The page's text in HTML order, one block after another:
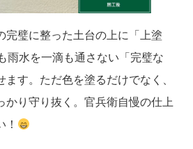
完璧に整った土台の上に「上塗
雨水を一滴も通さない「完璧な
す。ただ色を塗るだけでなく、
かり守り抜く。官兵衛自慢の仕上